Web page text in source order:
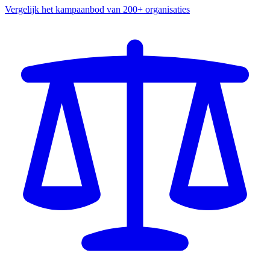
Vergelijk het kampaanbod van 200+ organisaties